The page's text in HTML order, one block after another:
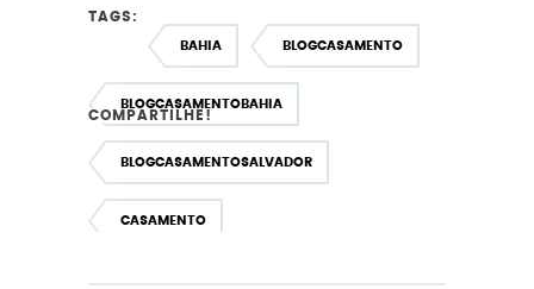
TAGS:
BAHIA BLOGCASAMENTO
BLOGCASAMENTOBAHIA
BLOGCASAMENTOSALVADOR
CASAMENTO
COMPARTILHE!